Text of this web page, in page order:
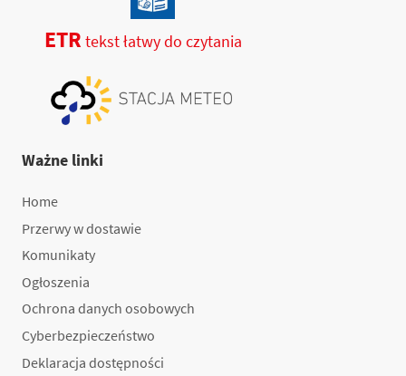
ETR tekst łatwy do czytania
Ważne linki
Home
Przerwy w dostawie
Komunikaty
Ogłoszenia
Ochrona danych osobowych
Cyberbezpieczeństwo
Deklaracja dostępności